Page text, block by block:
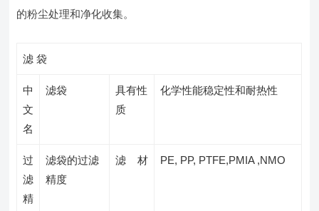
的粉尘处理和净化收集。
滤 袋
中
文
名
滤袋
具有性
质
化学性能稳定性和耐热性
过
滤
精
滤袋的过滤
精度
滤 材 PE, PP, PTFE,PMIA ,NMO